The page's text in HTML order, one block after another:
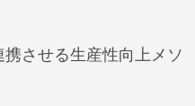
させる生産性向上メソ